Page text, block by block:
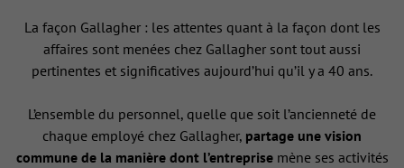
La façon Gallagher : les attentes quant à la façon dont les
affaires sont menées chez Gallagher sont tout aussi
pertinentes et significatives aujourd’hui qu’il y a 40 ans.
L’ensemble du personnel, quelle que soit l’ancienneté de
chaque employé chez Gallagher, partage une vision
commune de la manière dont l’entreprisemène ses activités